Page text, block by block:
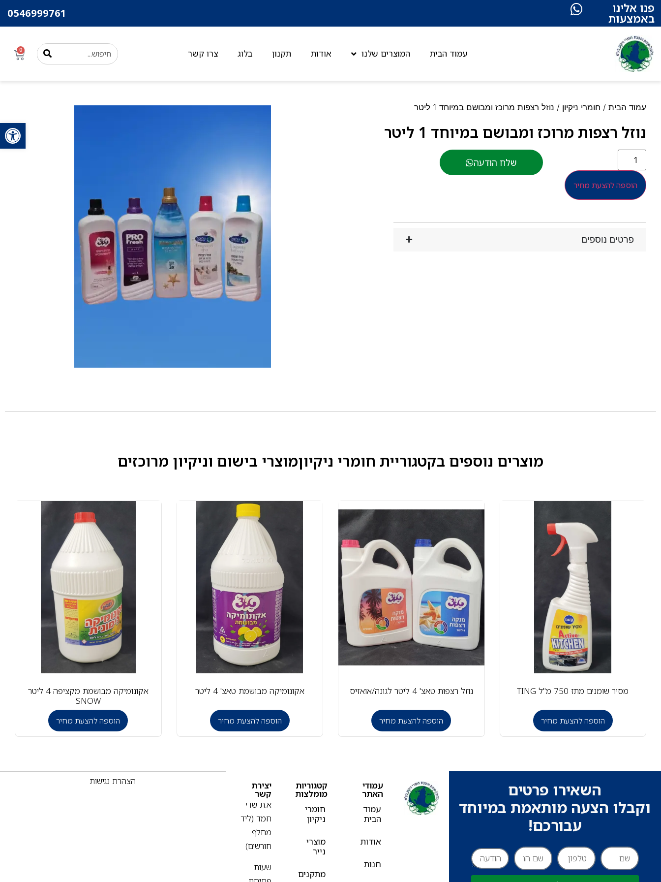
פתח
פנו אלינו
באמצעות 0546999761
עמוד הבית המוצרים שלנו אודות תקנון בלוג צרו קשר 0
עמוד הבית / חומרי ניקיון / נוזל רצפות מרוכז ומבושם במיוחד 1 ליטר
נוזל רצפות מרוכז ומבושם במיוחד 1 ליטר
הוספה להצעת מחיר
שלח הודעה
פרטים נוספים
מוצרים נוספים בקטגוריית חומרי ניקיוןמוצרי בישום וניקיון מרוכזים
מסיר שומנים מתז 750 מ"ל TING
הוספה להצעת מחיר
נוזל רצפות טאצ' 4 ליטר לגונה/אואזיס
הוספה להצעת מחיר
אקונומיקה מבושמת טאצ' 4 ליטר
הוספה להצעת מחיר
אקונומיקה מבושמת מקציפה 4 ליטר
SNOW
הוספה להצעת מחיר
השאירו פרטים
וקבלו הצעה מותאמת במיוחד
עבורכם!
עמודי
האתר
עמוד
הבית
אודות
חנות
קטגוריות
מומלצות
חומרי
ניקיון
מוצרי
נייר
מתקנים
יצירת
קשר
א.ת שדי
חמד (ליד
מחלף
חורשים)
שעות
הצהרת נגישות